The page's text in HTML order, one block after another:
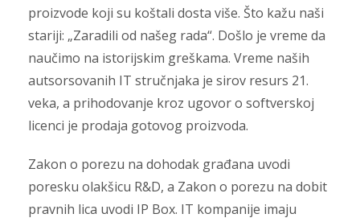
proizvode koji su koštali dosta više. Što kažu naši
stariji: „Zaradili od našeg rada“. Došlo je vreme da
naučimo na istorijskim greškama. Vreme naših
autsorsovanih IT stručnjaka je sirov resurs 21.
veka, a prihodovanje kroz ugovor o softverskoj
licenci je prodaja gotovog proizvoda.
Zakon o porezu na dohodak građana uvodi
poresku olakšicu R&D, a Zakon o porezu na dobit
pravnih lica uvodi IP Box. IT kompanije imaju